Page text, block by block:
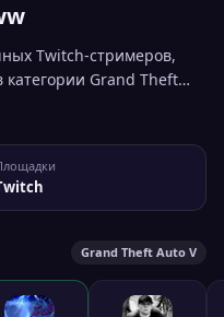
Twitch-стримеров,
категории Grand Theft
по онлайну.
28 679 подписчиков,
до 112 зрителей.
Grand Theft Auto V